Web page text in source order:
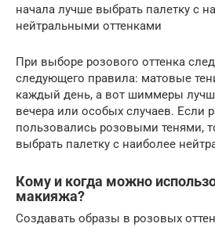
начала лучше выбрать палетку с
нейтральными оттенками
При выборе розового оттенка
следующего правила: матовые
каждый день, а вот шиммеры
вечера или особых случаев. Если
пользовались розовыми тенями,
выбрать палетку с наиболее
Кому и когда можно
макияжа?
Создавать образы в розовых